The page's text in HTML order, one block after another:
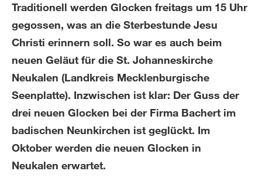
Traditionell werden Glocken freitags um 15 Uhr
gegossen, was an die Sterbestunde Jesu
Christi erinnern soll. So war es auch beim
neuen Geläut für die St. Johanneskirche
Neukalen (Landkreis Mecklenburgische
Seenplatte). Inzwischen ist klar: Der Guss der
drei neuen Glocken bei der Firma Bachert im
badischen Neunkirchen ist geglückt. Im
Oktober werden die neuen Glocken in
Neukalen erwartet.